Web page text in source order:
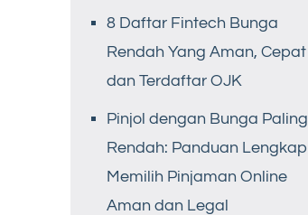
8 Daftar Fintech Bunga
Rendah Yang Aman, Cepat
dan Terdaftar OJK
Pinjol dengan Bunga Paling
Rendah: Panduan Lengkap
Memilih Pinjaman Online
Aman dan Legal